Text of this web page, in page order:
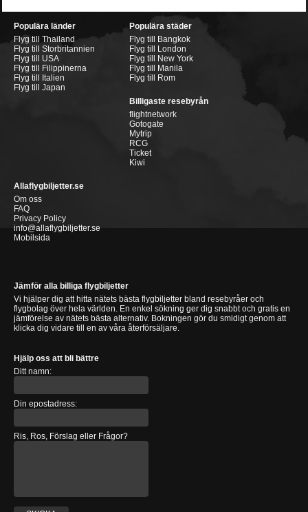
Populära länder
Flyg till Thailand
Flyg till Storbritannien
Flyg till USA
Flyg till Filippinerna
Flyg till Italien
Flyg till Japan
Populära städer
Flyg till Bangkok
Flyg till London
Flyg till New York
Flyg till Manila
Flyg till Rom
Billigaste resebyrån
flightnetwork
Gotogate
Mytrip
RCG
Ticket
Kiwi
Allaflygbiljetter.se
Om oss
FAQ
Privacy Policy
info@allaflygbiljetter.se
Mobilsida
Jämför alla billiga flygbiljetter
Vi hjälper dig att hitta nätets bästa flygbiljetter bland resebyråer och
flygbolag över hela världen. En enkel sökning ger dig snabbt och gratis en
jämförelse av nätets bästa alternativ. Bokningen gör du smidigt genom att
klicka dig vidare till en av våra återförsäljare.
Hjälp oss att bli bättre
Ditt namn:
Din epostadress:
Ris, Ros, Förslag eller Frågor?